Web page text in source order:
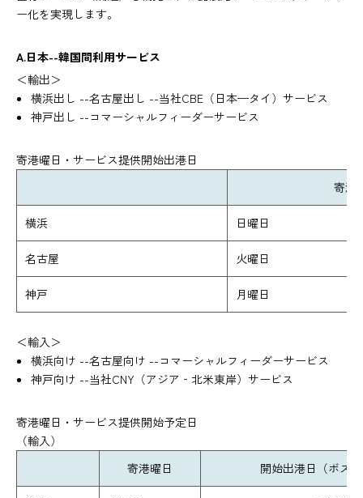
ー化を実現します。
A.日本--韓国間利用サービス
＜輸出＞
横浜出し --名古屋出し --当社CBE（日本—タイ）サービス
神戸出し --コマーシャルフィーダーサービス
寄港曜日・サービス提供開始出港日
寄港
横浜 日曜日
名古屋 火曜日
神戸 月曜日
＜輸入＞
横浜向け --名古屋向け --コマーシャルフィーダーサービス
神戸向け --当社CNY（アジア‐北米東岸）サービス
寄港曜日・サービス提供開始予定日
（輸入）
寄港曜日
開始出港日（ボス